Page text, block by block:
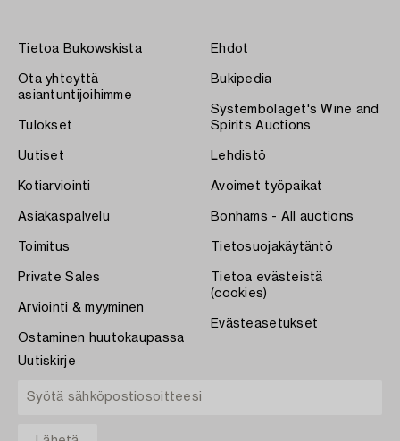
Tietoa Bukowskista
Ota yhteyttä
asiantuntijoihimme
Tulokset
Uutiset
Kotiarviointi
Asiakaspalvelu
Toimitus
Private Sales
Arviointi & myyminen
Ostaminen huutokaupassa
Ehdot
Bukipedia
Systembolaget's Wine and
Spirits Auctions
Lehdistö
Avoimet työpaikat
Bonhams - All auctions
Tietosuojakäytäntö
Tietoa evästeistä
(cookies)
Evästeasetukset
Uutiskirje